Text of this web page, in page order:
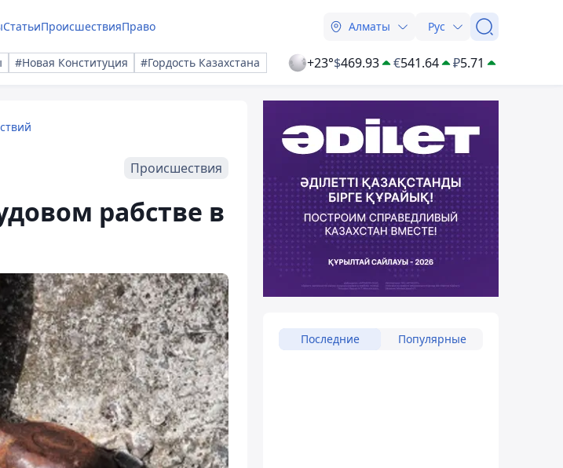
СтатьиПроисшествияПраво Алматы Рус
#Новая Конституция #Гордость Казахстана +23°$469.93 €541.64 ₽5.71
Происшествия
рабстве в
Последние Популярные